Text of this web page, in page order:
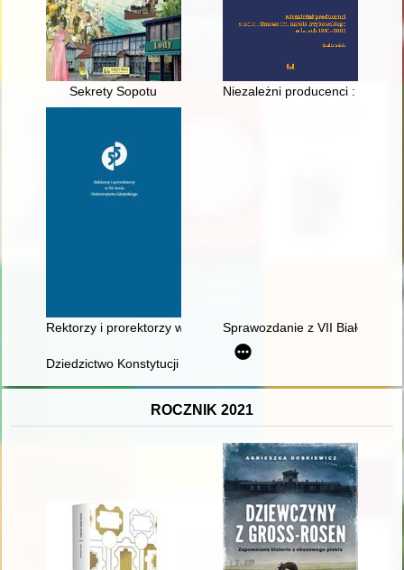
Sekrety Sopotu Niezależni producenci : Studio
Rektorzy i prorektorzy w 55-leciu Uniwersytetu Gdańskiego
Sprawozdanie z VII
Dziedzictwo Konstytucji 1812 roku : z dziejów
ROCZNIK 2021